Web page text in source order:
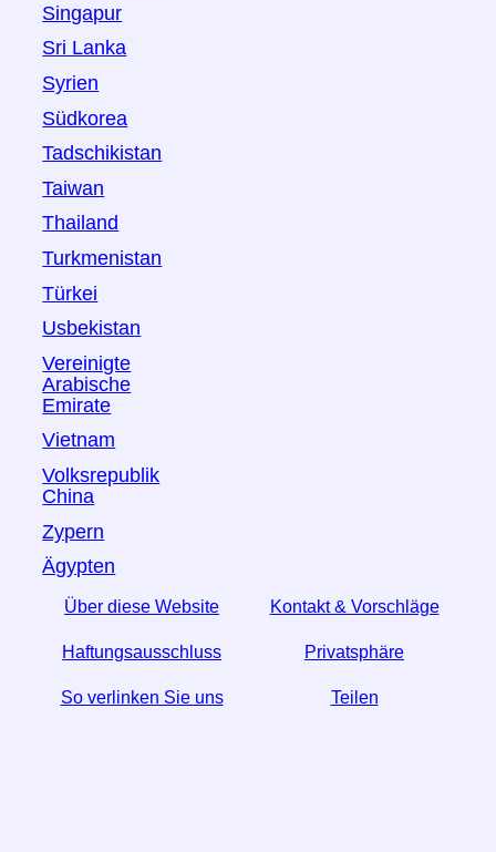
Singapur
Sri Lanka
Syrien
Südkorea
Tadschikistan
Taiwan
Thailand
Turkmenistan
Türkei
Usbekistan
Vereinigte
Arabische
Emirate
Vietnam
Volksrepublik
China
Zypern
Ägypten
Über diese Website Kontakt & Vorschläge
Haftungsausschluss Privatsphäre
So verlinken Sie uns Teilen